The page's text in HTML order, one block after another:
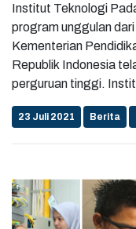
Institut Teknologi
program unggulan
Kementerian
Republik Indonesia
perguruan tinggi. Institut Teknologi Padang (ITP) sebagai
merdeka belajar
Kompetisi Kampus Merdeka
kampus merdeka
menyenangkan bagi
23 Juli 2021 Berita